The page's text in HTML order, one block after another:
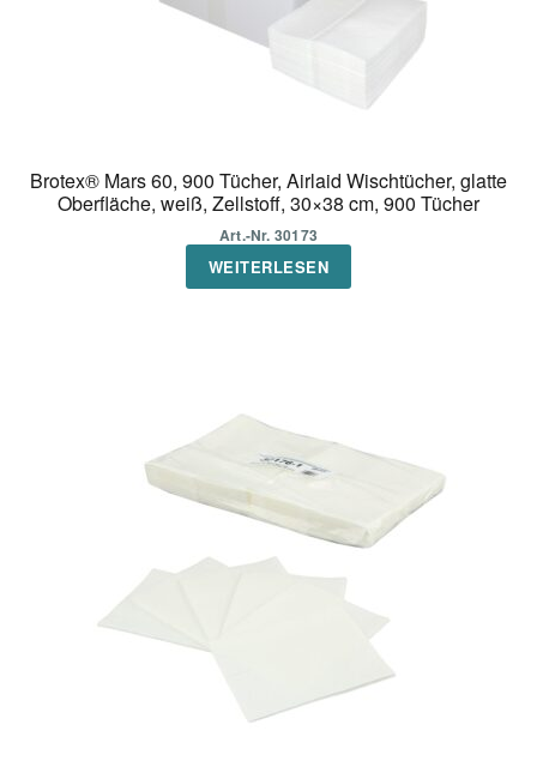
Brotex® Mars 60, 900 Tücher, Airlaid Wischtücher, glatte
Oberfläche, weiß, Zellstoff, 30×38 cm, 900 Tücher
Art.-Nr. 30173
WEITERLESEN